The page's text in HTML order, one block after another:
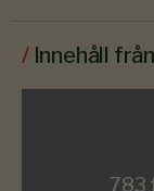
/ Innehåll från
783